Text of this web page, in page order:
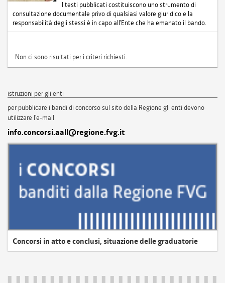
I testi pubblicati costituiscono uno strumento di
consultazione documentale privo di qualsiasi valore giuridico e la
responsabilità degli stessi è in capo all'Ente che ha emanato il bando.
Non ci sono risultati per i criteri richiesti.
istruzioni per gli enti
per pubblicare i bandi di concorso sul sito della Regione gli enti devono
utilizzare l'e-mail
info.concorsi.aall@regione.fvg.it
Concorsi in atto e conclusi, situazione delle graduatorie